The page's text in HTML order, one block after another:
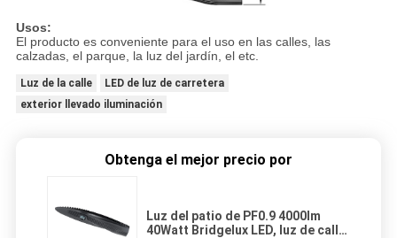
Usos:
El producto es conveniente para el uso en las calles, las
calzadas, el parque, la luz del jardín, el etc.
Luz de la calle
LED de luz de carretera
exterior llevado iluminación
Obtenga el mejor precio por
Luz del patio de PF0.9 4000lm
40Watt Bridgelux LED, luz de calle